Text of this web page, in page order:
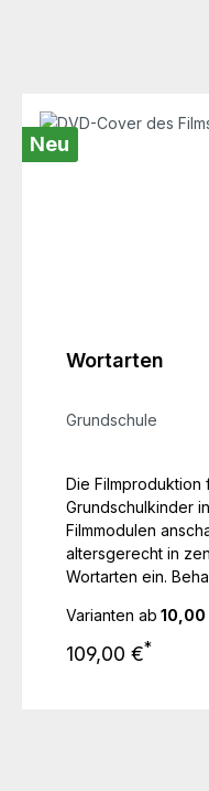
Neu
Wortarten
Grundschule
Die Filmproduktion
Grundschulkinder
Filmmodulen
altersgerecht in
Wortarten ein.
(Namenwörter/
Verben
Adjektive
Varianten ab 10,00
Regulärer Preis:
109,00 €*